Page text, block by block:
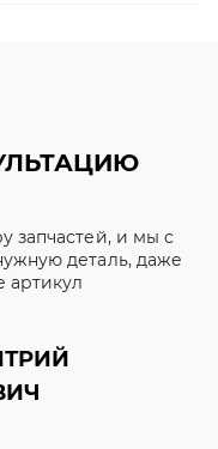
запчастей, и мы с
деталь, даже
артикул